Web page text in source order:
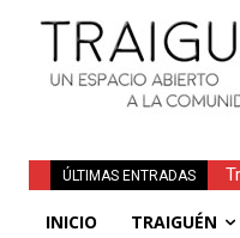
ÚLTIMAS ENTRADAS
INICIO TRAIGUÉN